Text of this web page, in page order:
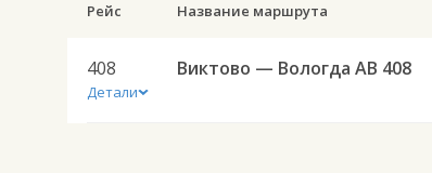
Рейс Название маршрута
408
Детали
Виктово — Вологда АВ 408